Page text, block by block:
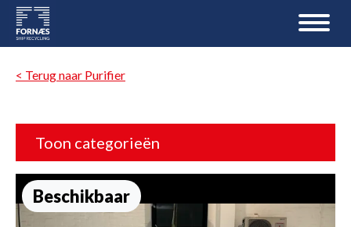
< Terug naar Purifier
Toon categorieën
Beschikbaar